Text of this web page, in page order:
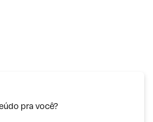
pra você?